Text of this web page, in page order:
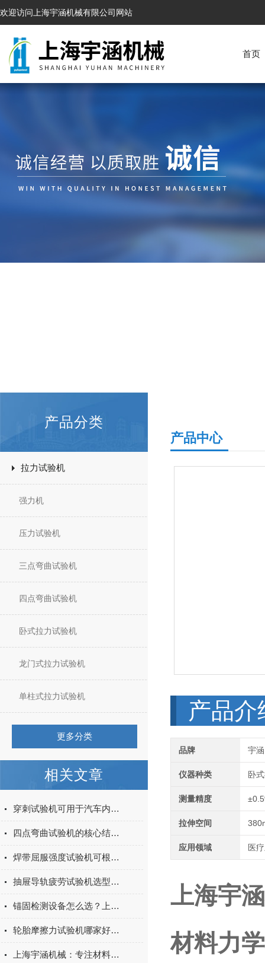
欢迎访问上海宇涵机械有限公司网站
首页
产品分类
拉力试验机
强力机
压力试验机
三点弯曲试验机
四点弯曲试验机
卧式拉力试验机
龙门式拉力试验机
单柱式拉力试验机
更多分类
相关文章
穿刺试验机可用于汽车内饰表皮、防撞缓冲材料得性能测试
四点弯曲试验机的核心结构与工作原理特点
焊带屈服强度试验机可根据不同标准和试验需求调整试验条件
抽屉导轨疲劳试验机选型指南：如何量化评估家具五金的耐用性
锚固检测设备怎么选？上海宇涵膨胀螺丝拉拔试验机品牌评测
轮胎摩擦力试验机哪家好？上海宇涵试验机综合评测
上海宇涵机械：专注材料力学检测，电池片拉力试验机助力光伏品质管控
产品中心
产品介
品牌 宇涵
仪器种类 卧
测量精度
拉伸空间
应用领域 医
上海宇
材料力